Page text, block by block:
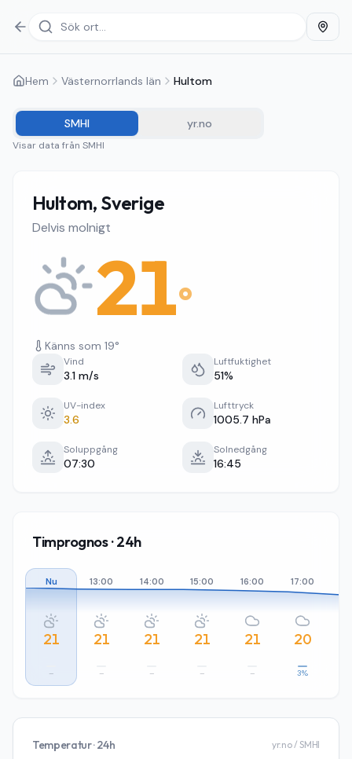
Hem Västernorrlands län Hultom
SMHI yr.no
Visar data från SMHI
Hultom, Sverige
Delvis molnigt
21°
Känns som 19°
Vind
3.1 m/s
Luftfuktighet
51%
UV-index
3.6
Lufttryck
1005.7 hPa
Soluppgång
07:30
Solnedgång
16:45
Timprognos · 24h
Nu
21
–
13:00
21
–
14:00
21
–
15:00
21
–
16:00
21
–
17:00
20
3%
Temperatur · 24h yr.no / SMHI